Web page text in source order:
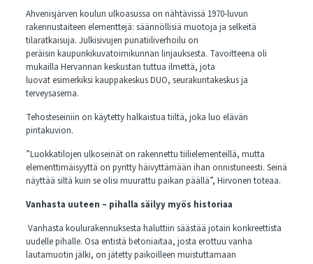
Ahvenisjärven koulun ulkoasussa on nähtävissä 1970-luvun
rakennustaiteen elementtejä: säännöllisiä muotoja ja selkeitä
tilaratkaisuja. Julkisivujen punatiiliverhoilu on
peräisin kaupunkikuvatoimikunnan linjauksesta. Tavoitteena oli
mukailla Hervannan keskustan tuttua ilmettä, jota
luovat esimerkiksi kauppakeskus DUO, seurakuntakeskus ja
terveysasema.
Tehosteseiniin on käytetty halkaistua tiiltä, joka luo elävän
pintakuvion.
”Luokkatilojen ulkoseinät on rakennettu tiilielementeillä, mutta
elementtimäisyyttä on pyritty häivyttämään ihan onnistuneesti. Seinä
näyttää siltä kuin se olisi muurattu paikan päällä”, Hirvonen toteaa.
Vanhasta uuteen – pihalla säilyy myös historiaa
Vanhasta koulurakennuksesta haluttiin säästää jotain konkreettista
uudelle pihalle. Osa entistä betoniaitaa, josta erottuu vanha
lautamuotin jälki, on jätetty paikoilleen muistuttamaan